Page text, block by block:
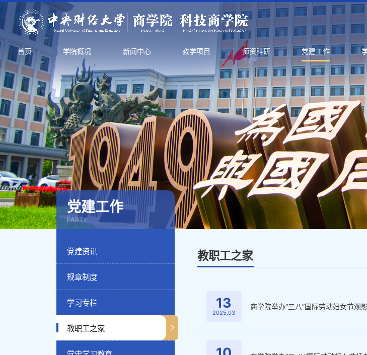
首页 学院概况 新闻中心 教学项目 师资科研 党建工作
党建工作
PARTY
党建资讯
规章制度
学习专栏
教职工之家
教职工之家
13
2025.03
商学院举办“三八”国际劳动妇女节观